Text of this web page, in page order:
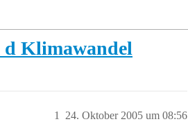
d Klimawandel
24. Oktober 2005 um 08:56
1